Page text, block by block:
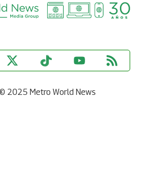
2025 Metro World News